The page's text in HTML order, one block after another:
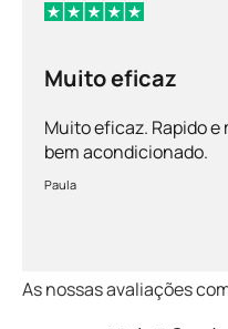
Muito eficaz
Muito eficaz. Rapido e
bem acondicionado.
Paula
As nossas avaliações